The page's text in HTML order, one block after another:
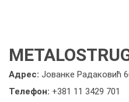
Адрес: Јованке Радаковић
Телефон: +381 11 3429 701